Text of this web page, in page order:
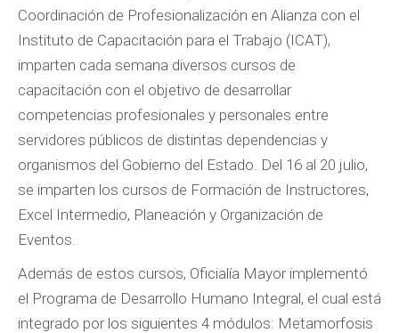
Coordinación de Profesionalización en Alianza con el
Instituto de Capacitación para el Trabajo (ICAT),
imparten cada semana diversos cursos de
capacitación con el objetivo de desarrollar
competencias profesionales y personales entre
servidores públicos de distintas dependencias y
organismos del Gobierno del Estado. Del 16 al 20 julio,
se imparten los cursos de Formación de Instructores,
Excel Intermedio, Planeación y Organización de
Eventos.
Además de estos cursos, Oficialía Mayor implementó
el Programa de Desarrollo Humano Integral, el cual está
integrado por los siguientes 4 módulos: Metamorfosis